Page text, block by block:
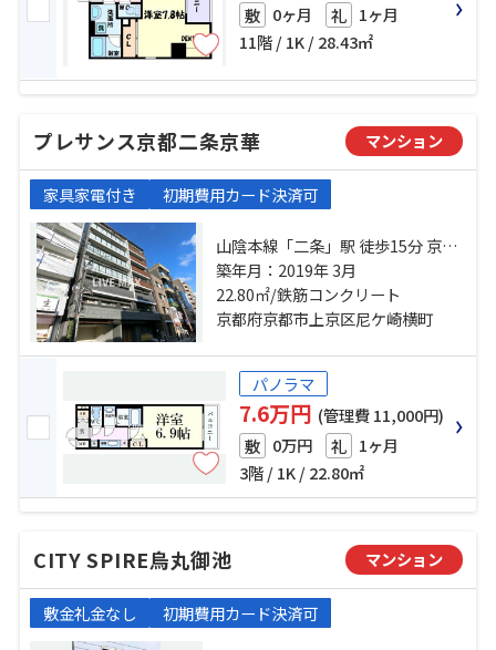
敷 0ヶ月 礼 1ヶ月
11階 / 1K / 28.43㎡
プレサンス京都二条京華 マンション
家具家電付き 初期費用カード決済可
山陰本線「二条」駅 徒歩15分 京都
地下鉄東西線「二条」駅 徒歩13分
京都市営烏丸線「丸太町」駅 徒歩
24分
築年月：2019年 3月
22.80㎡/鉄筋コンクリート
京都府京都市上京区尼ケ崎横町
パノラマ
7.6万円 (管理費 11,000円)
敷 0万円 礼 1ヶ月
3階 / 1K / 22.80㎡
CITY SPIRE烏丸御池 マンション
敷金礼金なし 初期費用カード決済可